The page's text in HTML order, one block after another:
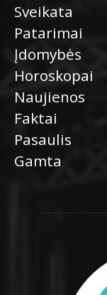
Sveikata
Patarimai
Įdomybės
Horoskopai
Naujienos
Faktai
Pasaulis
Gamta